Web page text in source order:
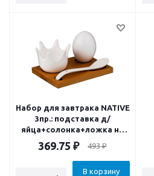
Набор для завтрака NATIVE
3пр.: подставка д/
яйца+солонка+ложка на
подставке 11.5*8см
369.75 ₽ 493₽
В корзину